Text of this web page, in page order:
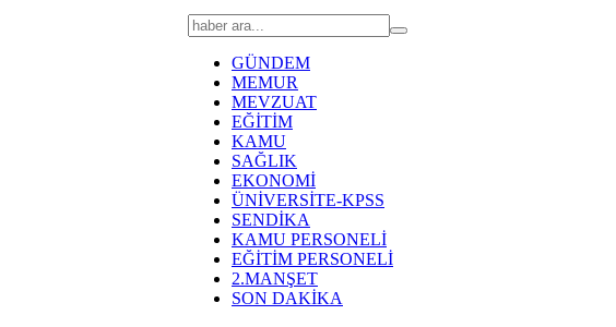
GÜNDEM
MEMUR
MEVZUAT
EĞİTİM
KAMU
SAĞLIK
EKONOMİ
ÜNİVERSİTE-KPSS
SENDİKA
KAMU PERSONELİ
EĞİTİM PERSONELİ
2.MANŞET
SON DAKİKA